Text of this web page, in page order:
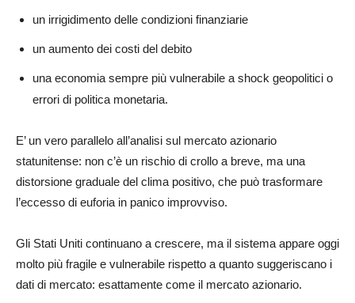
un irrigidimento delle condizioni finanziarie
un aumento dei costi del debito
una economia sempre più vulnerabile a shock geopolitici o
errori di politica monetaria.
E’ un vero parallelo all’analisi sul mercato azionario
statunitense: non c’è un rischio di crollo a breve, ma una
distorsione graduale del clima positivo, che può trasformare
l’eccesso di euforia in panico improvviso.
Gli Stati Uniti continuano a crescere, ma il sistema appare oggi
molto più fragile e vulnerabile rispetto a quanto suggeriscano i
dati di mercato: esattamente come il mercato azionario.